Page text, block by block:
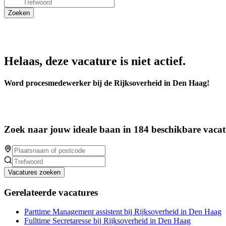
Helaas, deze vacature is niet actief.
Word procesmedewerker bij de Rijksoverheid in Den Haag!
Zoek naar jouw ideale baan in 184 beschikbare
Vacatures zoeken
Gerelateerde vacatures
Parttime Management assistent bij Rijksoverheid in Den Haag
Fulltime Secretaresse bij Rijksoverheid in Den Haag